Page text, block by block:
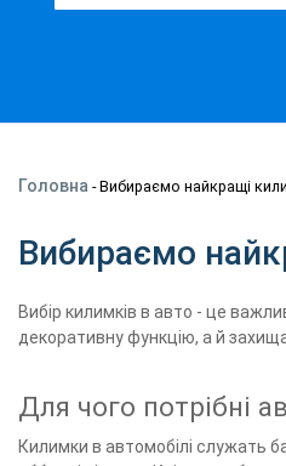
Головна -Вибираємо найкращі
Вибираємо
Вибір килимків в авто - це
декоративну функцію, а й
Для чого потрібні
Килимки в автомобілі служать